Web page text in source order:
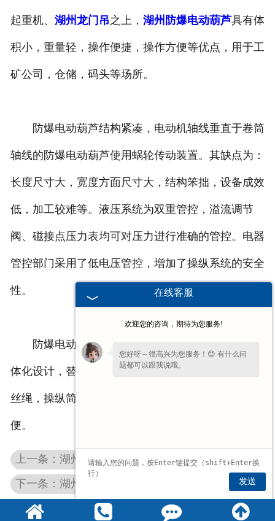
湖州洁净起重机
起重机、 湖州龙门吊 之上， 湖州防爆电动葫芦具有体
积小，重量轻，操作便捷，操作方便等优点，用于工
矿公司，仓储，码头等场所。
防爆电动葫芦结构紧凑，电动机轴线垂直于卷筒
轴线的防爆电动葫芦使用蜗轮传动装置。其缺点为：
长度尺寸大，宽度方面尺寸大，结构笨拙，设备成效
低，加工较难等。液压系统为双重管控，溢流调节
阀、磁接点压力表均可对压力进行准确的管控。电器
管控部门采用了低电压管控，增加了操纵系统的安全
性。
防爆电动葫芦的结构及优点：该机使用了机电一
体化设计，替换不同的模具，即可限制不同尺寸的钢
丝绳，操纵简单、安全；检测、装置、保养电动机方
便。
上一条：湖州德玛格DEMAG葫芦
下一条：湖州防爆环链葫芦
在线客服
欢迎您的咨询，期待为您服务!
您好呀～很高兴为您服务！😊 有什么问
题都可以跟我说哦。
发送